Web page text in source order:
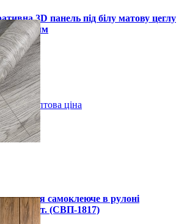
3D панель під білу матову цеглу
мм
/шт
Оптова ціна
покриття самоклеюче в рулоні
за 1 шт. (СВП-1817)